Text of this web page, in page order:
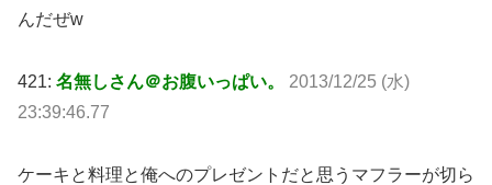
んだぜw
421: 名無しさん＠お腹いっぱい。 2013/12/25 (水)
23:39:46.77
ケーキと料理と俺へのプレゼントだと思うマフラーが切ら